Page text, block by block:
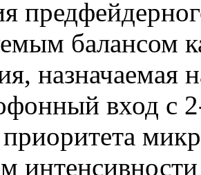
балансом
назначаемая
вход с
интенсивности